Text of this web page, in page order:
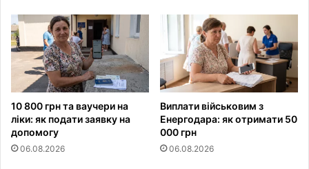
10 800 грн та ваучери на
ліки: як подати заявку на
допомогу
06.08.2026
Виплати військовим з
Енергодара: як отримати 50
000 грн
06.08.2026